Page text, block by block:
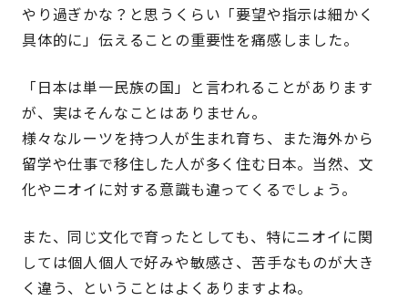
やり過ぎかな？と思うくらい「要望や指示は細かく
具体的に」伝えることの重要性を痛感しました。
「日本は単一民族の国」と言われることがあります
が、実はそんなことはありません。
様々なルーツを持つ人が生まれ育ち、また海外から
留学や仕事で移住した人が多く住む日本。当然、文
化やニオイに対する意識も違ってくるでしょう。
また、同じ文化で育ったとしても、特にニオイに関
しては個人個人で好みや敏感さ、苦手なものが大き
く違う、ということはよくありますよね。